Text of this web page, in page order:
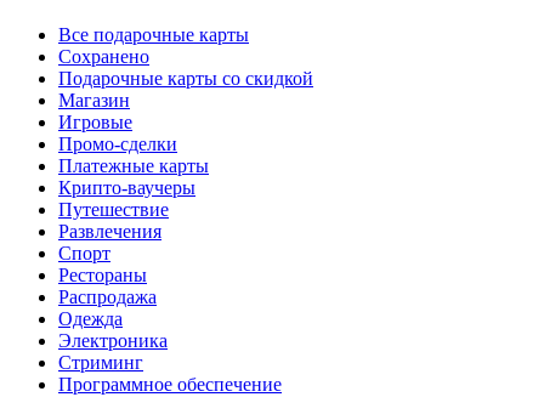
Все подарочные карты
Сохранено
Подарочные карты со скидкой
Магазин
Игровые
Промо-сделки
Платежные карты
Крипто-ваучеры
Путешествие
Развлечения
Спорт
Рестораны
Распродажа
Одежда
Электроника
Стриминг
Программное обеспечение